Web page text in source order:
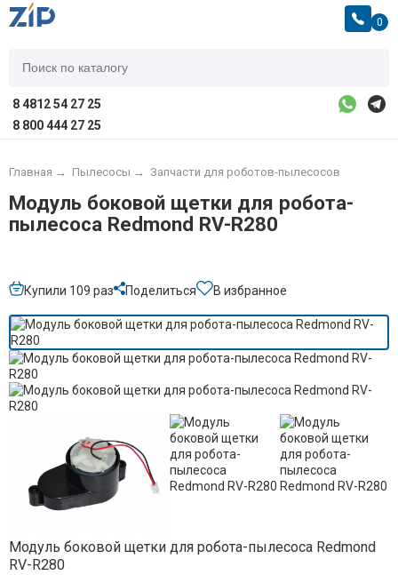
0
8 4812 54 27 25
8 800 444 27 25
Главная → Пылесосы → Запчасти для роботов-пылесосов
Модуль боковой щетки для робота-
пылесоса Redmond RV-R280
Купили 109 раз Поделиться В избранное
Модуль боковой щетки для робота-пылесоса Redmond
RV-R280